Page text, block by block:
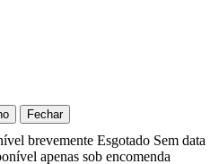
Fechar
brevemente Esgotado Sem data
apenas sob encomenda